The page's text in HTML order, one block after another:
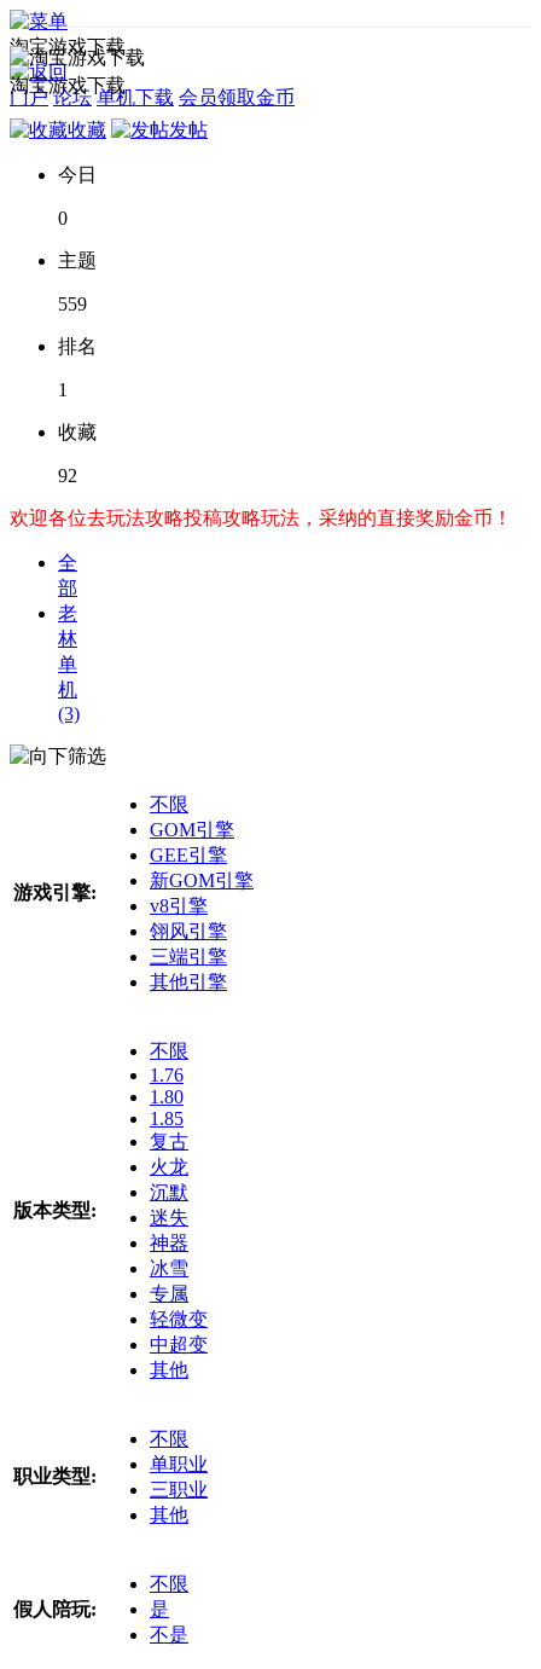
淘宝游戏下载
门户 论坛 单机下载 会员领取金币
淘宝游戏下载
收藏 发帖
今日
0
主题
559
排名
1
收藏
92
欢迎各位去玩法攻略投稿攻略玩法，采纳的直接奖励金币！
全
部
老
林
单
机
(3)
筛选
游戏引擎:
不限
GOM引擎
GEE引擎
新GOM引擎
v8引擎
翎风引擎
三端引擎
其他引擎
版本类型:
不限
1.76
1.80
1.85
复古
火龙
沉默
迷失
神器
冰雪
专属
轻微变
中超变
其他
职业类型:
不限
单职业
三职业
其他
假人陪玩:
不限
是
不是